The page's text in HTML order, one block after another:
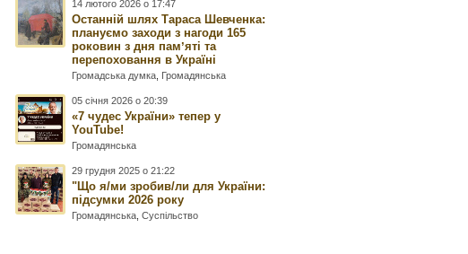
14 лютого 2026 о 17:47
Останній шлях Тараса Шевченка:
плануємо заходи з нагоди 165
роковин з дня памʼяті та
перепоховання в Україні
Громадська думка Громадянська
05 січня 2026 о 20:39
«7 чудес України» тепер у
YouTube!
Громадянська
29 грудня 2025 о 21:22
"Що я/ми зробив/ли для України:
підсумки 2026 року
Громадянська ,Суспільство